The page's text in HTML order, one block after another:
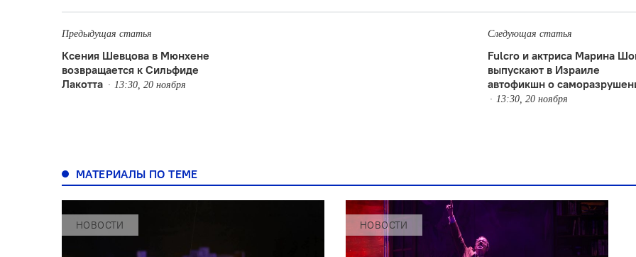
Предыдущая статья
Ксения Шевцова в Мюнхене
возвращается к Сильфиде
Лакотта
13:30, 20 ноября
Следующая статья
Fulcro и актриса Марина
выпускают в Израиле
автофикшн о
13:30, 20 ноября
МАТЕРИАЛЫ ПО ТЕМЕ
НОВОСТИ НОВОСТИ